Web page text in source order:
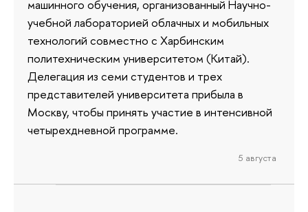
машинного обучения, организованный Научно-
учебной лабораторией облачных и мобильных
технологий совместно с Харбинским
политехническим университетом (Китай).
Делегация из семи студентов и трех
представителей университета прибыла в
Москву, чтобы принять участие в интенсивной
четырехдневной программе.
5 августа